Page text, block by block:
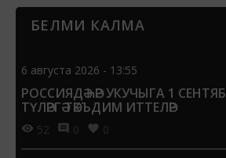
катнашты: иң олысы...
БЕЛМИ КАЛМА
6 августа 2026 - 13:55
РОССИЯДӘ ҺӘР УКУЧЫГА 1
ТҮЛӘРГӘ ТӘКЪДИМ ИТТЕЛӘР
52 0 0